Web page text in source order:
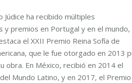
Júdice ha recibido múltiples
y premios en Portugal y en el mundo,
el XXII Premio Reina Sofía de
que le fue otorgado en 2013
obra. En México, recibió en 2014 el
Mundo Latino, y en 2017, el Premio